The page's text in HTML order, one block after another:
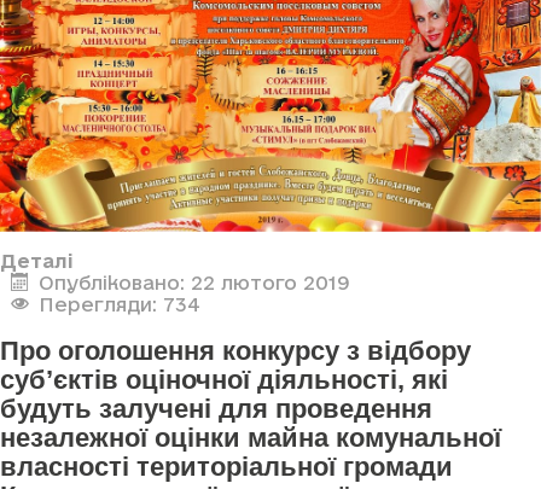
Деталі
Опубліковано: 22 лютого 2019
Перегляди: 734
Про оголошення конкурсу з відбору
суб’єктів оціночної діяльності, які
будуть залучені для проведення
незалежної оцінки майна комунальної
власності територіальної громади